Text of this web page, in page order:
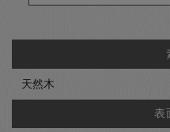
天然木
表